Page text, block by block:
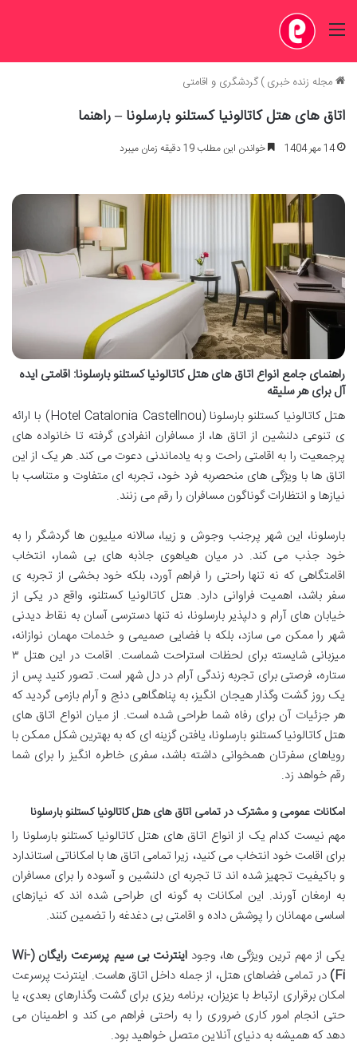
منو
مجله زنده خبری)گردشگری و اقامتی
اتاق های هتل کاتالونیا کستلنو بارسلونا – راهنما
14 مهر 1404 خواندن این مطلب 19 دقیقه زمان میبرد
راهنمای جامع انواع اتاق های هتل کاتالونیا کستلنو بارسلونا: اقامتی ایده
آل برای هر سلیقه
هتل کاتالونیا کستلنو بارسلونا (Hotel Catalonia Castellnou) با ارائه
ی تنوعی دلنشین از اتاق ها، از مسافران انفرادی گرفته تا خانواده های
پرجمعیت را به اقامتی راحت و به یادماندنی دعوت می کند. هر یک از این
اتاق ها با ویژگی های منحصربه فرد خود، تجربه ای متفاوت و متناسب با
نیازها و انتظارات گوناگون مسافران را رقم می زنند.
بارسلونا، این شهر پرجنب وجوش و زیبا، سالانه میلیون ها گردشگر را به
خود جذب می کند. در میان هیاهوی جاذبه های بی شمار، انتخاب
اقامتگاهی که نه تنها راحتی را فراهم آورد، بلکه خود بخشی از تجربه ی
سفر باشد، اهمیت فراوانی دارد. هتل کاتالونیا کستلنو، واقع در یکی از
خیابان های آرام و دلپذیر بارسلونا، نه تنها دسترسی آسان به نقاط دیدنی
شهر را ممکن می سازد، بلکه با فضایی صمیمی و خدمات مهمان نوازانه،
میزبانی شایسته برای لحظات استراحت شماست. اقامت در این هتل ۳
ستاره، فرصتی برای تجربه زندگی آرام در دل شهر است. تصور کنید پس از
یک روز گشت وگذار هیجان انگیز، به پناهگاهی دنج و آرام بازمی گردید که
هر جزئیات آن برای رفاه شما طراحی شده است. از میان انواع اتاق های
هتل کاتالونیا کستلنو بارسلونا، یافتن گزینه ای که به بهترین شکل ممکن با
رویاهای سفرتان همخوانی داشته باشد، سفری خاطره انگیز را برای شما
رقم خواهد زد.
امکانات عمومی و مشترک در تمامی اتاق های هتل کاتالونیا کستلنو بارسلونا
مهم نیست کدام یک از انواع اتاق های هتل کاتالونیا کستلنو بارسلونا را
برای اقامت خود انتخاب می کنید، زیرا تمامی اتاق ها با امکاناتی استاندارد
و باکیفیت تجهیز شده اند تا تجربه ای دلنشین و آسوده را برای مسافران
به ارمغان آورند. این امکانات به گونه ای طراحی شده اند که نیازهای
اساسی مهمانان را پوشش داده و اقامتی بی دغدغه را تضمین کنند.
یکی از مهم ترین ویژگی ها، وجود
اینترنت بی سیم پرسرعت رایگان (Wi-
Fi) در تمامی فضاهای هتل، از جمله داخل اتاق هاست. اینترنت پرسرعت
امکان برقراری ارتباط با عزیزان، برنامه ریزی برای گشت وگذارهای بعدی، یا
حتی انجام امور کاری ضروری را به راحتی فراهم می کند و اطمینان می
دهد که همیشه به دنیای آنلاین متصل خواهید بود.